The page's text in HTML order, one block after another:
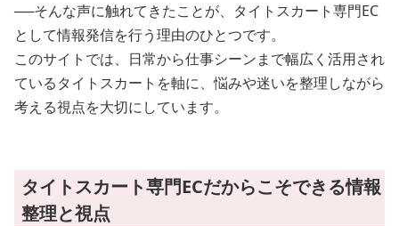
──そんな声に触れてきたことが、タイトスカート専門EC
として情報発信を行う理由のひとつです。
このサイトでは、日常から仕事シーンまで幅広く活用され
ているタイトスカートを軸に、悩みや迷いを整理しながら
考える視点を大切にしています。
タイトスカート専門ECだからこそできる情報
整理と視点